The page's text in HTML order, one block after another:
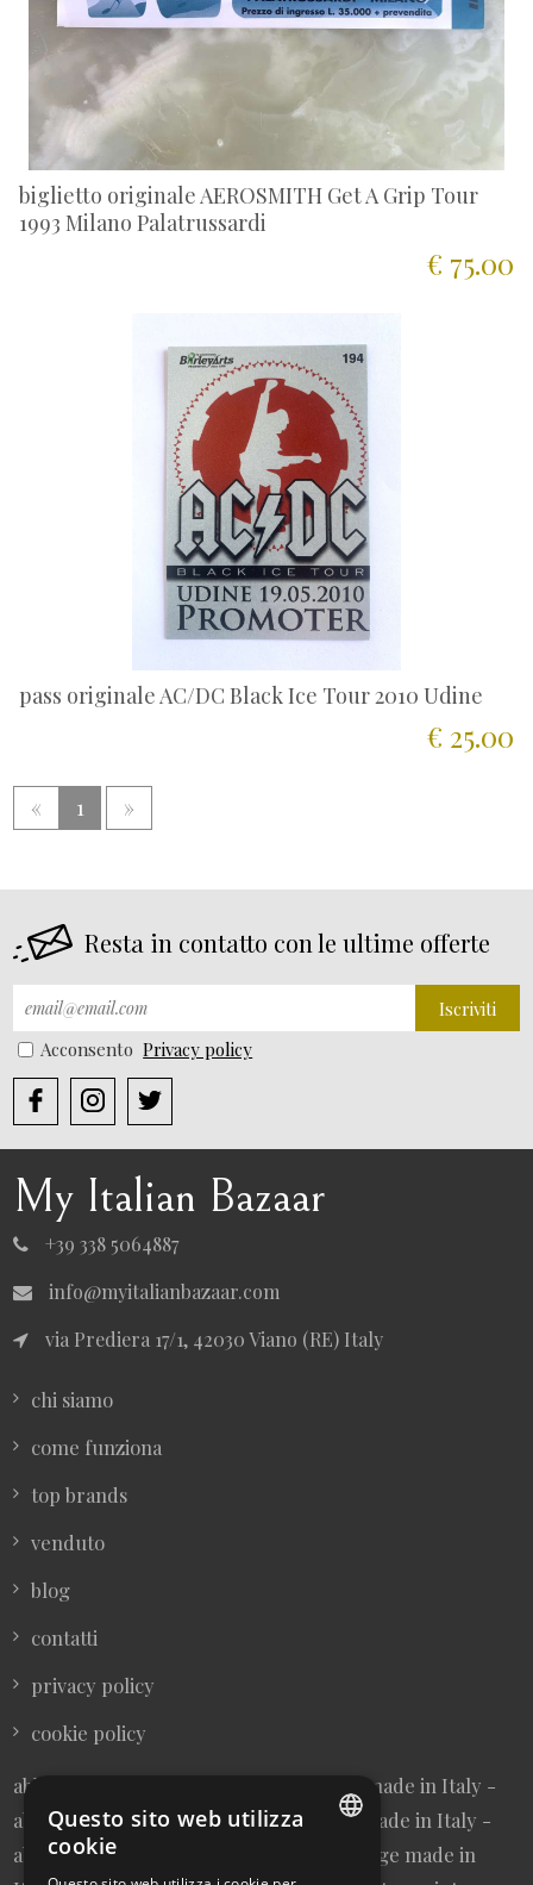
biglietto originale AEROSMITH Get A Grip Tour
1993 Milano Palatrussardi
€ 75.00
pass originale AC/DC Black Ice Tour 2010 Udine
€ 25.00
« 1 »
Resta in contatto con le ultime offerte
Iscriviti
Acconsento Privacy policy
My Italian Bazaar
+39 338 5064887
info@myitalianbazaar.com
via Prediera 17/1, 42030 Viano (RE) Italy
chi siamo
come funziona
top brands
venduto
blog
contatti
privacy policy
cookie policy
abbigliamento donna vintage sartoriale made in Italy -
abbigliamento uomo vintage sartoriale made in Italy -
abbigliamento da collezione - borse vintage made in
Questo sito web utilizza
cookie